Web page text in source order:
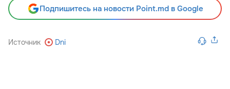
Подпишитесь на новости Point.md в Google
Источник Dni